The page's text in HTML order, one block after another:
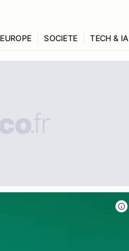
EUROPE SOCIETE TECH & IA